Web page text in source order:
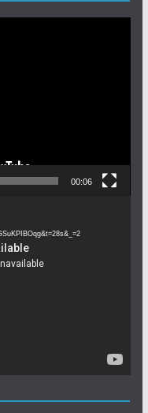
00:06